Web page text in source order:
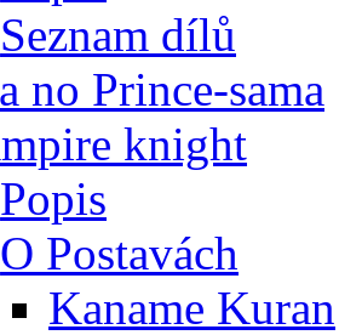
Seznam dílů
no Prince-sama
knight
Popis
O Postavách
Kaname Kuran